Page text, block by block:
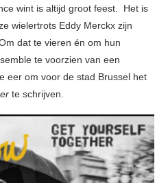
wint is altijd groot feest. Het is
wielertrots Eddy Merckx zijn
dat te vieren én om hun
te voorzien van een
eer om voor de stad Brussel het
te schrijven.